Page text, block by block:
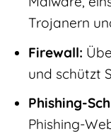
Trojanern
Firewall:
und schützt
Phishing-
Phishing-